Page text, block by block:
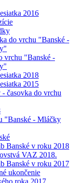
2016
do vrchu "Banské -
vrchu "Banské -
2018
2015
časovka do vrchu
"Banské - Mláčky
Banské v roku 2018
VAZ 2018.
Banské v roku 2017
ukončenie
roka 2017